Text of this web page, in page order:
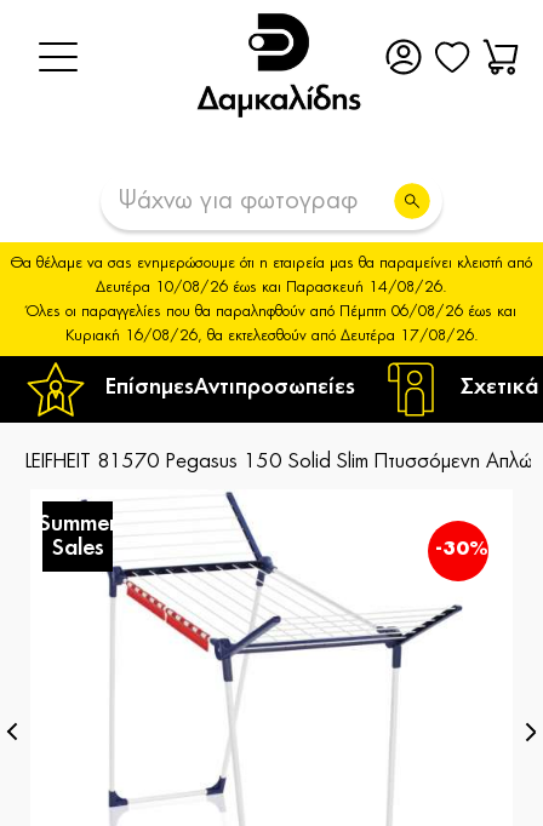
ΕπίσημεςΑντιπροσωπείες
Θα θέλαμε να σας ενημερώσουμε ότι η εταιρεία μας θα παραμείνει κλειστή από
Δευτέρα 10/08/26 έως και Παρασκευή 14/08/26.
Όλες οι παραγγελίες που θα παραληφθούν από Πέμπτη 06/08/26 έως και
Κυριακή 16/08/26, θα εκτελεσθούν από Δευτέρα 17/08/26.
LEIFHEIT 81570 Pegasus 150 Solid Slim Πτυσσόμενη
Summer
Sales
-30%